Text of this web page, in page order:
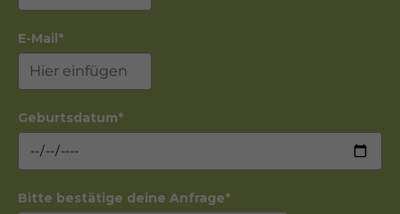
E-Mail*
Geburtsdatum*
Bitte bestätige deine Anfrage*